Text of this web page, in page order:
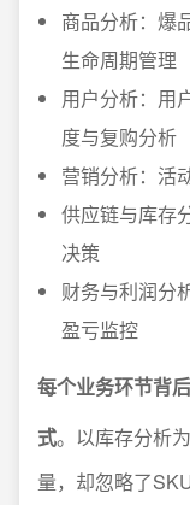
商品分析：爆
生命周期管理
用户分析：用
度与复购分析
营销分析：活
供应链与库存
决策
财务与利润分
盈亏监控
每个业务环节背
式。以库存分析
量，却忽略了